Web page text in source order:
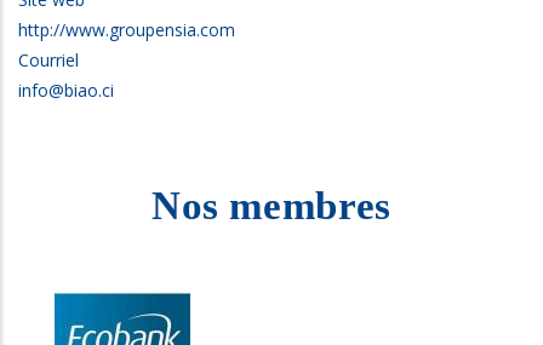
http://www.groupensia.com
Courriel
info@biao.ci
Nos membres